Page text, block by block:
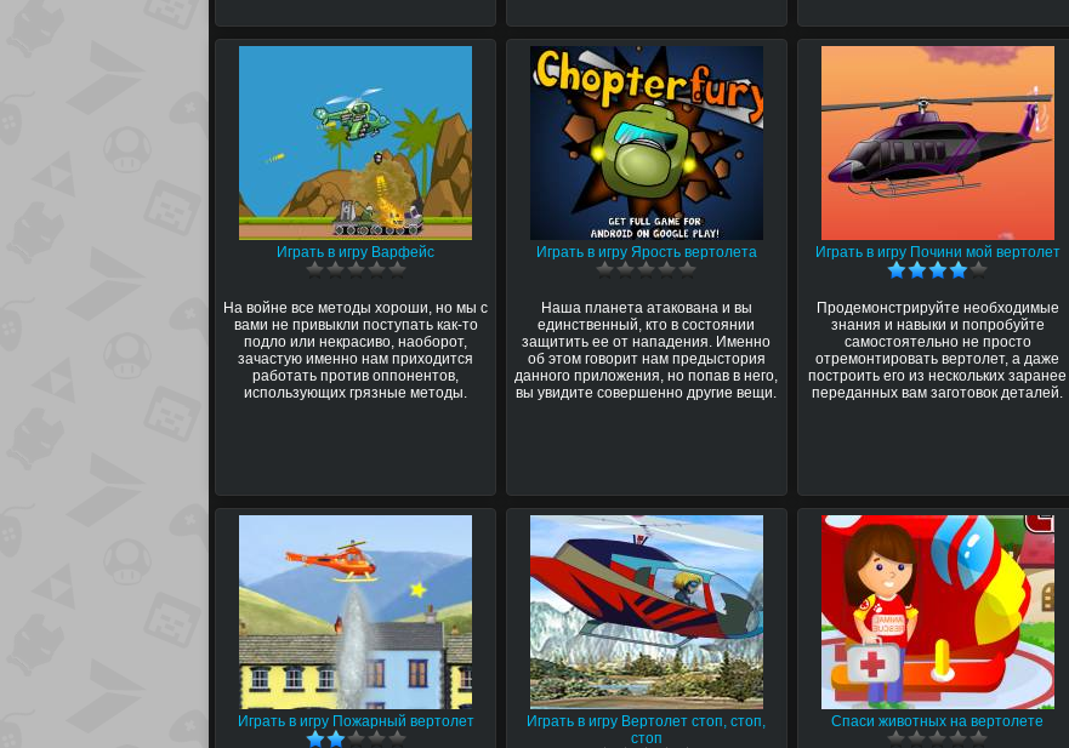
Играть в игру Варфейс
На войне все методы хороши, но мы с
вами не привыкли поступать как-то
подло или некрасиво, наоборот,
зачастую именно нам приходится
работать против оппонентов,
использующих грязные методы.
Играть в игру Ярость вертолета
Наша планета атакована и вы
единственный, кто в состоянии
защитить ее от нападения. Именно
об этом говорит нам предыстория
данного приложения, но попав в него,
вы увидите совершенно другие вещи.
Играть в игру Почини мой вертолет
Продемонстрируйте необходимые
знания и навыки и попробуйте
самостоятельно не просто
отремонтировать вертолет, а даже
построить его из нескольких заранее
переданных вам заготовок деталей.
Играть в игру Пожарный вертолет
Играть в игру Вертолет стоп, стоп,
стоп
Спаси животных на вертолете